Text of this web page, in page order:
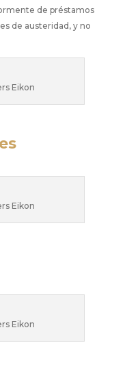
de préstamos
de austeridad, y no
Eikon
Eikon
Eikon